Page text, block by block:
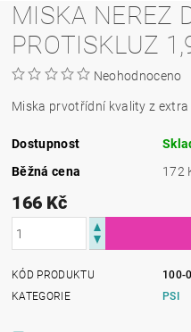
MISKA NEREZ
PROTISKLUZ
Neohodnoceno
Miska prvotřídní kvality z extra
Dostupnost
Běžná cena
172
166 Kč
KÓD PRODUKTU
100-
KATEGORIE
PSI